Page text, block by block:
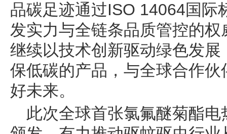
品碳足迹通过ISO 14064国际
发实力与全链条品质管控的
继续以技术创新驱动绿色发
保低碳的产品，与全球合作
好未来。
此次全球首张氯氟醚菊酯